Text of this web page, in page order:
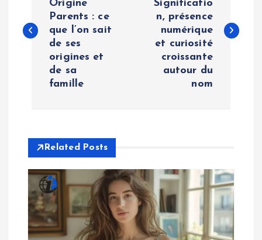
s
v
g
a
Origine
Parents : ce
que l’on sait
de ses
origines et
de sa
famille
Significatio
n, présence
numérique
et curiosité
croissante
autour du
nom
Related Posts